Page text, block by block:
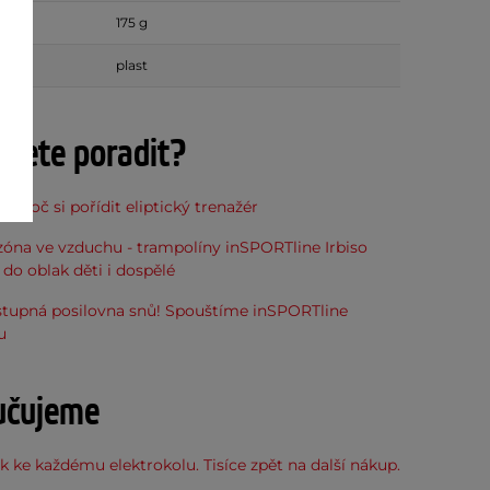
175 g
plast
poradit?
proč si pořídit eliptický trenažér
ve vzduchu - trampolíny inSPORTline Irbiso
oblak děti i dospělé
posilovna snů! Spouštíme inSPORTline
ke každému elektrokolu. Tisíce zpět na další nákup.